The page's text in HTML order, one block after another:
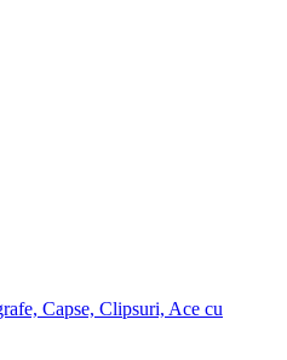
Capse, Clipsuri, Ace cu